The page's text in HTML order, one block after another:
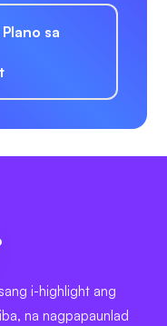
sa
i-highlight ang
na nagpapaunlad